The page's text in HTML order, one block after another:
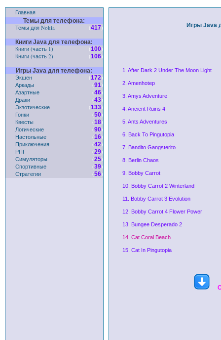
Главная
Темы для телефона:
Темы для Nokia (417)
Книги Java для телефона:
Книги (часть 1) (100)
Книги (часть 2)
(106)
Игры Java для телефона:
Экшен (172)
Аркады
(91)
Азартные
(46)
Драки
(43)
Экзотические
(133)
Гонки
(50)
Квесты
(18)
Логические
(90)
Настольные
(16)
Приключения
(42)
РПГ
(29)
Симуляторы
(25)
Спортивные
(39)
Стратегии
(56)
Игры Java
1. After Dark 2 Under The Moon Light
2. Amenhotep
3. Amys Adventure
4. Ancient Ruins 4
5. Ants Adventures
6. Back To Pingutopia
7. Bandito Gangsterito
8. Berlin Chaos
9. Bobby Carrot
10. Bobby Carrot 2 Winterland
11. Bobby Carrot 3 Evolution
12. Bobby Carrot 4 Flower Power
13. Bungee Desperado 2
14. Cat Coral Beach
15. Cat In Pingutopia